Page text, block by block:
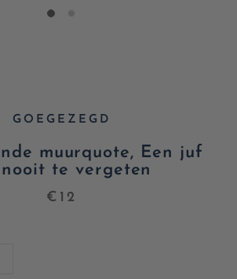
GOEGEZEGD
muurquote, Een juf
nooit te vergeten
€12